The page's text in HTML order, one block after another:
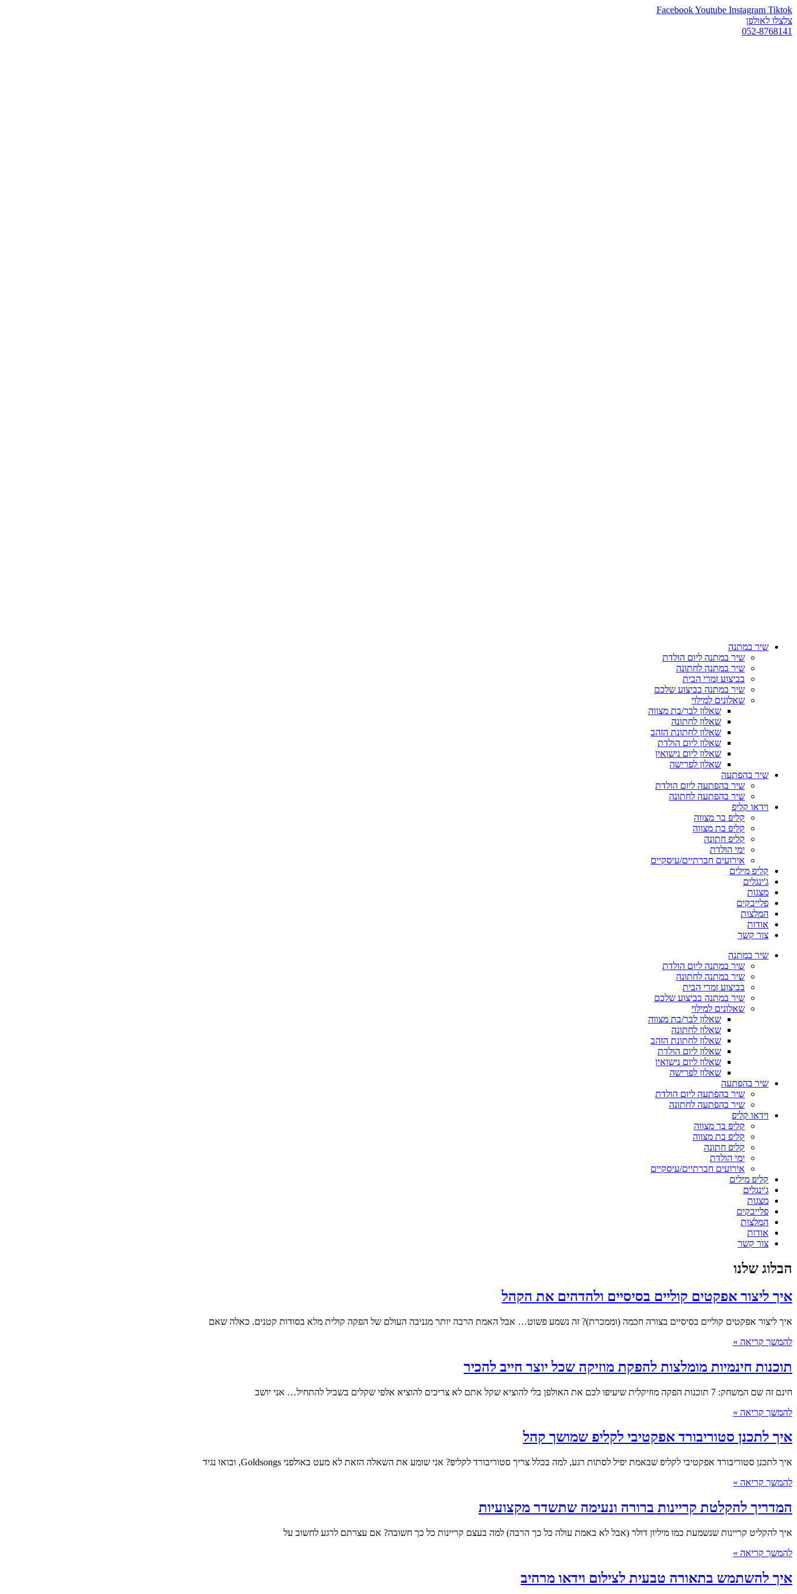
FacebookYoutube Instagram Tiktok
צלצלו לאולפן
052-8768141
שיר במתנה
שיר במתנה ליום הולדת
שיר במתנה לחתונה
בביצוע זמרי הבית
שיר במתנה בביצוע שלכם
שאלונים למילוי
שאלון לבר/בת מצווה
שאלון לחתונה
שאלון לחתונת הזהב
שאלון ליום הולדת
שאלון ליום נישואין
שאלון לפרישה
שיר בהפתעה
שיר בהפתעה ליום הולדת
שיר בהפתעה לחתונה
וידאו קליפ
קליפ בר מצווה
קליפ בת מצווה
קליפ חתונה
ימי הולדת
אירועים חברתיים/עיסקיים
קליפ מילים
ג'ינגלים
מצגות
פלייבקים
המלצות
אודות
צור קשר
שיר במתנה
שיר במתנה ליום הולדת
שיר במתנה לחתונה
בביצוע זמרי הבית
שיר במתנה בביצוע שלכם
שאלונים למילוי
שאלון לבר/בת מצווה
שאלון לחתונה
שאלון לחתונת הזהב
שאלון ליום הולדת
שאלון ליום נישואין
שאלון לפרישה
שיר בהפתעה
שיר בהפתעה ליום הולדת
שיר בהפתעה לחתונה
וידאו קליפ
קליפ בר מצווה
קליפ בת מצווה
קליפ חתונה
ימי הולדת
אירועים חברתיים/עיסקיים
קליפ מילים
ג'ינגלים
מצגות
פלייבקים
המלצות
אודות
צור קשר
הבלוג שלנו
איך ליצור אפקטים קוליים בסיסיים ולהדהים את הקהל
איך ליצור אפקטים קוליים בסיסיים בצורה חכמה (וממכרת)? זה נשמע פשוט… אבל האמת הרבה יותר מגניבה העולם של הפקה קולית מלא בסודות קטנים. כאלה שאם
להמשך קריאה »
תוכנות חינמיות מומלצות להפקת מוזיקה שכל יוצר חייב להכיר
חינם זה שם המשחק: 7 תוכנות הפקה מוזיקלית שיעיפו לכם את האולפן בלי להוציא שקל אתם לא צריכים להוציא אלפי שקלים בשביל להתחיל… אני יושב
להמשך קריאה »
איך לתכנן סטוריבורד אפקטיבי לקליפ שמושך קהל
איך לתכנן סטוריבורד אפקטיבי לקליפ שבאמת יפיל לסתות רגע, למה בכלל צריך סטוריבורד לקליפ? אני שומע את השאלה הזאת לא מעט באולפני Goldsongs, ובואו נגיד
להמשך קריאה »
המדריך להקלטת קריינות ברורה ונעימה שתשדר מקצועיות
איך להקליט קריינות שנשמעת כמו מיליון דולר (אבל לא באמת עולה כל כך הרבה) למה בעצם קריינות כל כך חשובה? אם עצרתם לרגע לחשוב על
להמשך קריאה »
איך להשתמש בתאורה טבעית לצילום וידאו מרהיב